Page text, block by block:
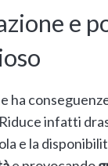
e
ha
infatti
e la